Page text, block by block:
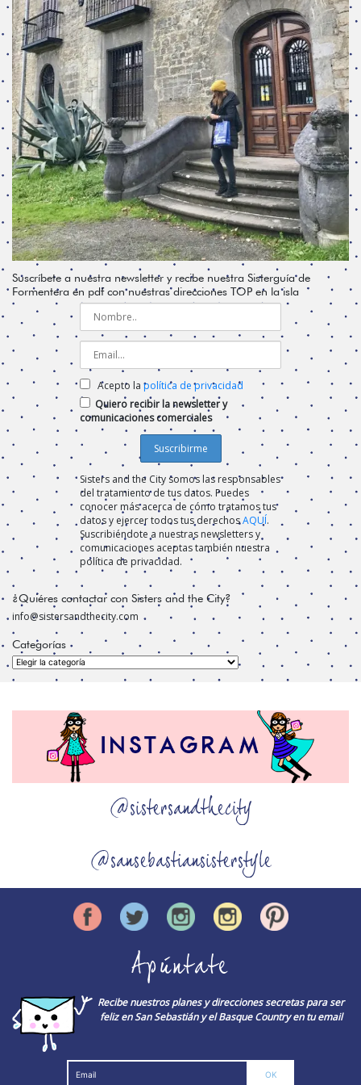
Suscríbete a nuestra newsletter y recibe nuestra Sisterguía de
Formentera en pdf con nuestras direcciones TOP en la isla
Acepto la política de privacidad
Quiero recibir la newsletter y
comunicaciones comerciales
Sisters and the City somos las responsables
del tratamiento de tus datos. Puedes
conocer más acerca de cómo tratamos tus
datos y ejercer todos tus derechosAQUÍ.
Suscribiéndote a nuestras newsletters y
comunicaciones aceptas también nuestra
política de privacidad.
¿Quiéres contactar con Sisters and the City?
info@sistersandthecity.com
Categorías
Categorías
@sistersandthecity
@sansebastiansisterstyle
Apúntate
Recibe nuestros planes y direcciones secretas para ser
feliz en San Sebastián y el Basque Country en tu email